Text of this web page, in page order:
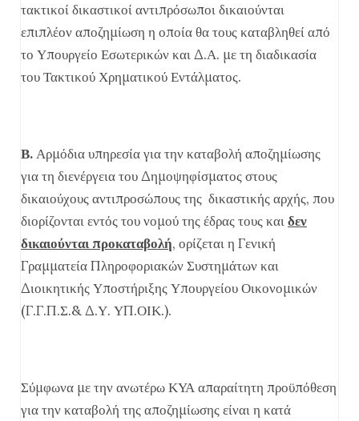
τακτικοί δικαστικοί αντιπρόσωποι δικαιούνται
επιπλέον αποζημίωση η οποία θα τους καταβληθεί από
το Υπουργείο Εσωτερικών και Δ.Α. με τη διαδικασία
του Τακτικού Χρηματικού Εντάλματος.
Β.Αρμόδια υπηρεσία για την καταβολή αποζημίωσης
για τη διενέργεια του Δημοψηφίσματος στους
δικαιούχους αντιπροσώπους της δικαστικής αρχής, που
διορίζονται εντός του νομού της έδρας τους καιδεν
δικαιούνται προκαταβολή, ορίζεται η Γενική
Γραμματεία Πληροφοριακών Συστημάτων και
Διοικητικής Υποστήριξης Υπουργείου Οικονομικών
(Γ.Γ.Π.Σ.& Δ.Υ. ΥΠ.ΟΙΚ.).
Σύμφωνα με την ανωτέρω ΚΥΑ απαραίτητη προϋπόθεση
για την καταβολή της αποζημίωσης είναι η κατά